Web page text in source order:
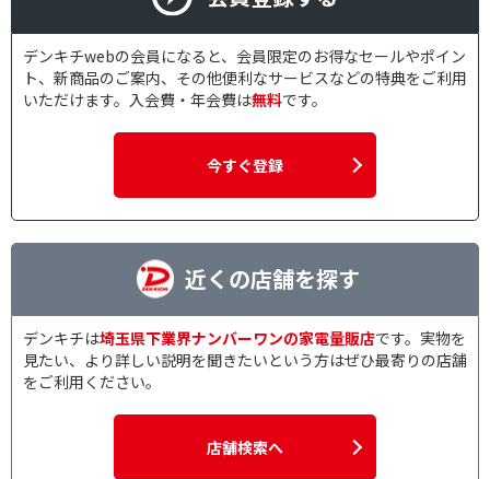
デンキチwebの会員になると、会員限定のお得なセールやポイン
ト、新商品のご案内、その他便利なサービスなどの特典をご利用
いただけます。入会費・年会費は無料です。
今すぐ登録
近くの店舗を探す
デンキチは埼玉県下業界ナンバーワンの家電量販店です。実物を
見たい、より詳しい説明を聞きたいという方はぜひ最寄りの店舗
をご利用ください。
店舗検索へ